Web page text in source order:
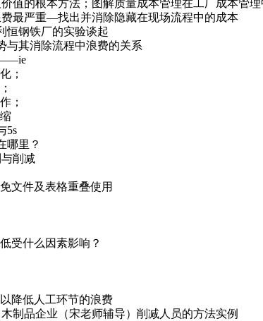
值的根本方法；图解质量成本管理在工厂成本管
最严重—找出并消除隐藏在现场流程中的成本
恒钢铁厂的实验谈起
与其消除流程中浪费的关系
——ie
；
；
5s
哪里？
削减
文件及表格重叠使用
受什么因素影响？
降低人工环节的浪费
制品企业（宋老师辅导）削减人员的方法实例